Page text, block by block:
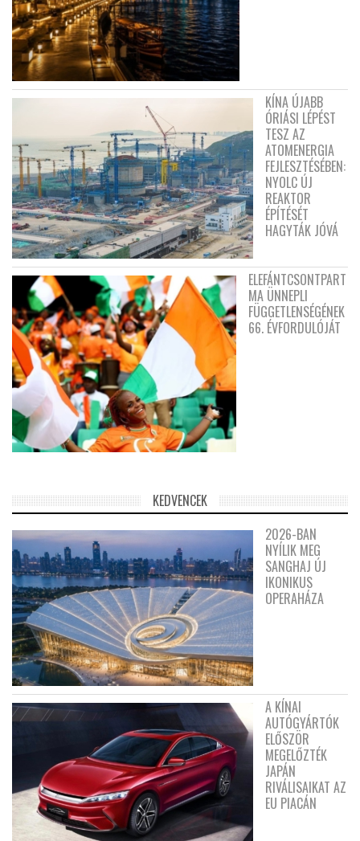
KÍNA ÚJABB
ÓRIÁSI LÉPÉST
TESZ AZ
ATOMENERGIA
FEJLESZTÉSÉBEN:
NYOLC ÚJ
REAKTOR
ÉPÍTÉSÉT
HAGYTÁK JÓVÁ
ELEFÁNTCSONTPART
MA ÜNNEPLI
FÜGGETLENSÉGÉNEK
66. ÉVFORDULÓJÁT
KEDVENCEK
2026-BAN
NYÍLIK MEG
SANGHAJ ÚJ
IKONIKUS
OPERAHÁZA
A KÍNAI
AUTÓGYÁRTÓK
ELŐSZÖR
MEGELŐZTÉK
JAPÁN
RIVÁLISAIKAT AZ
EU PIACÁN